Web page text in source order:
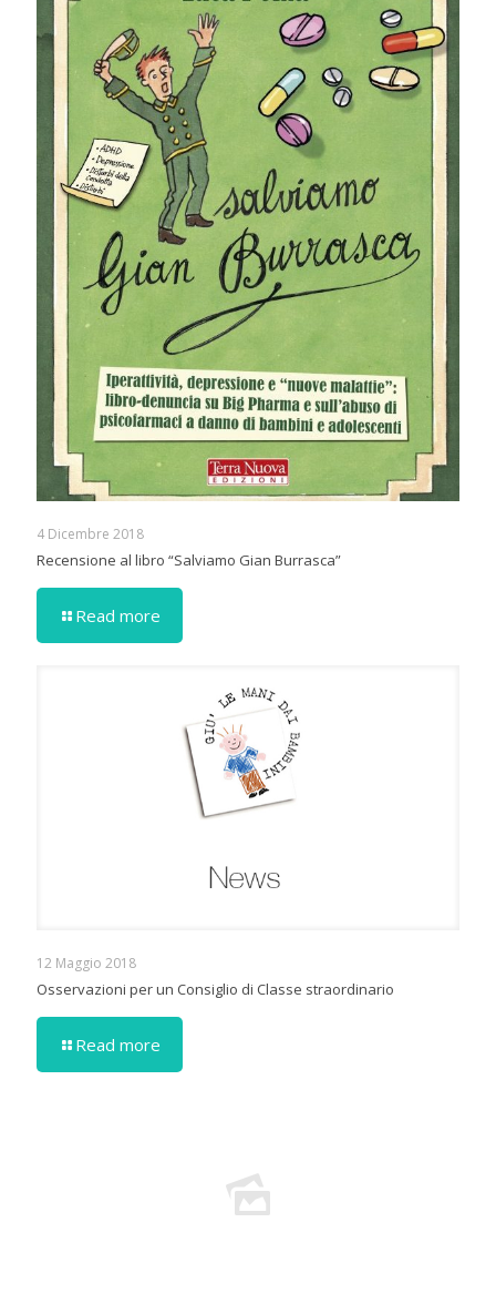
4 Dicembre 2018
Recensione al libro “Salviamo Gian Burrasca”
Read more
12 Maggio 2018
Osservazioni per un Consiglio di Classe straordinario
Read more